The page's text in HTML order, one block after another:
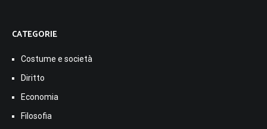
CATEGORIE
Costume e società
Diritto
Economia
Filosofia